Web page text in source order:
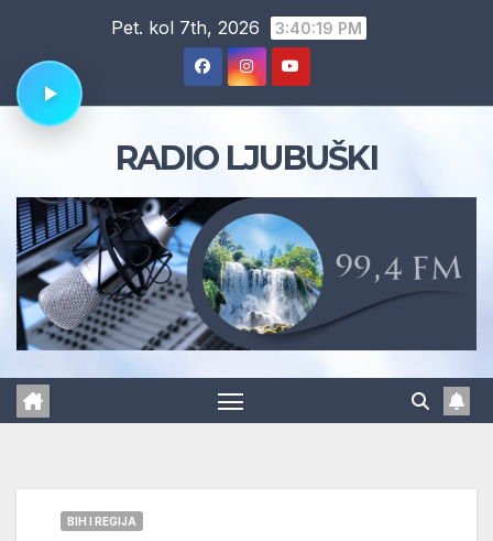
content
Pet. kol 7th, 2026 3:40:20 PM
RADIO LJUBUŠKI
BIH I REGIJA